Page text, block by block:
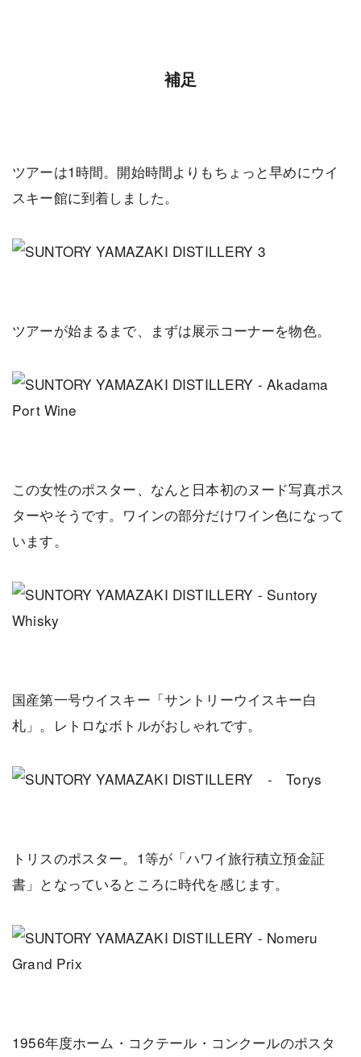
補足
ツアーは1時間。開始時間よりもちょっと早めにウイ
スキー館に到着しました。
ツアーが始まるまで、まずは展示コーナーを物色。
この女性のポスター、なんと日本初のヌード写真ポス
ターやそうです。ワインの部分だけワイン色になって
います。
国産第一号ウイスキー「サントリーウイスキー白
札」。レトロなボトルがおしゃれです。
トリスのポスター。1等が「ハワイ旅行積立預金証
書」となっているところに時代を感じます。
1956年度ホーム・コクテール・コンクールのポスタ